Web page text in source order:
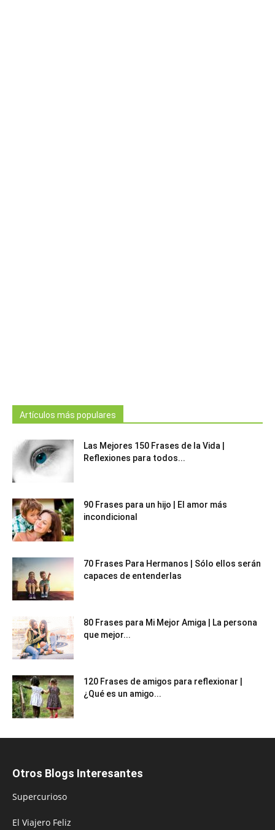
Artículos más populares
Las Mejores 150 Frases de la Vida |
Reflexiones para todos...
90 Frases para un hijo | El amor más
incondicional
70 Frases Para Hermanos | Sólo ellos serán
capaces de entenderlas
80 Frases para Mi Mejor Amiga | La persona
que mejor...
120 Frases de amigos para reflexionar |
¿Qué es un amigo...
Otros Blogs Interesantes
Supercurioso
El Viajero Feliz